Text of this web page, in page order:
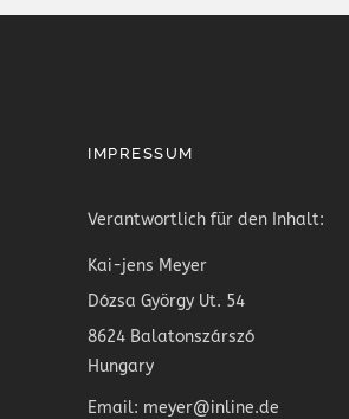
IMPRESSUM
Verantwortlich für den Inhalt:
Kai-jens Meyer
Dózsa György Ut. 54
8624 Balatonszárszó
Hungary
Email: meyer@inline.de